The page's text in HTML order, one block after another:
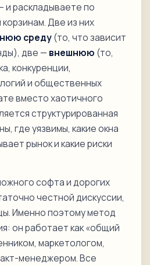
и раскладываете по
Две из них
среду(то, что зависит
две — внешнюю (то,
конкуренции,
и общественных
вместо хаотичного
структурированная
где уязвимы, какие окна
рынок и какие риски
софта и дорогих
честной дискуссии,
Именно поэтому метод
он работает как «общий
маркетологом,
менеджером. Все